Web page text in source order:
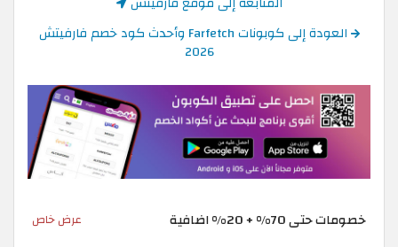
العودة إلى كوبونات Farfetch وأحدث كود خصم فارفيتش
2026
خصومات حتى 70% + 20% اضافية عرض خاص